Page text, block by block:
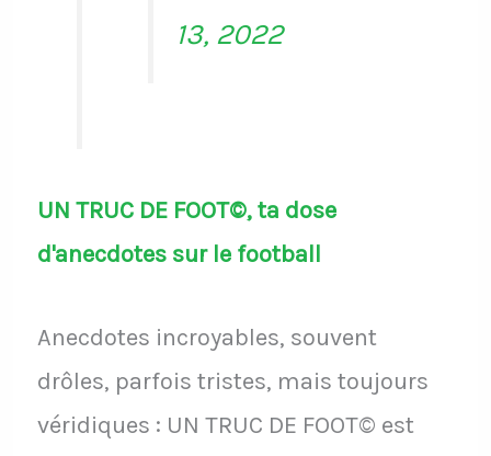
13, 2022
UN TRUC DE FOOT©, ta dose
d'anecdotes sur le football
Anecdotes incroyables, souvent
drôles, parfois tristes, mais toujours
véridiques : UN TRUC DE FOOT© est